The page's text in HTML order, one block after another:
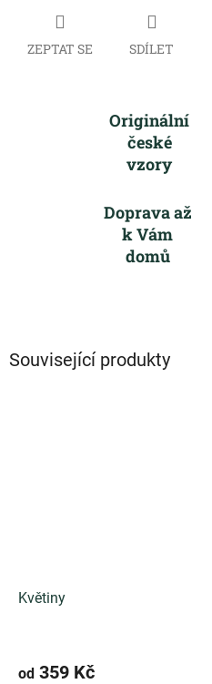
ZEPTAT SE SDÍLET
Originální
české
vzory
Doprava až
k Vám
domů
Související produkty
Květiny
od 359 Kč